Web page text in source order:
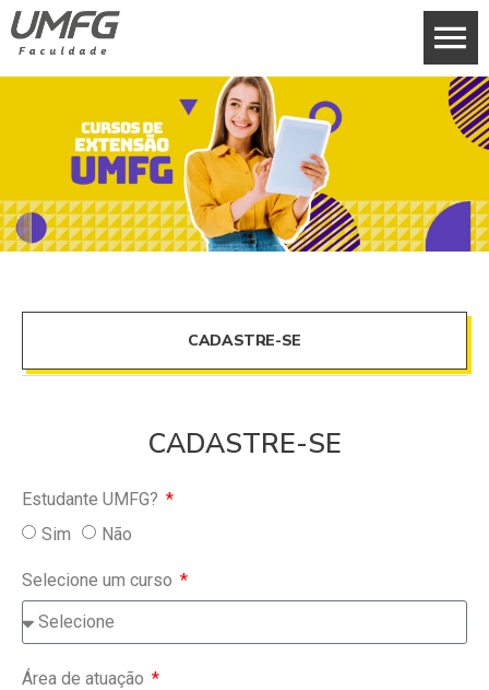
CADASTRE-SE
CADASTRE-SE
Estudante UMFG?
Sim
Não
Selecione um curso
Área de atuação